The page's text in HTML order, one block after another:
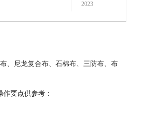
2023
、尼龙复合布、石棉布、三防布、布
要点供参考：